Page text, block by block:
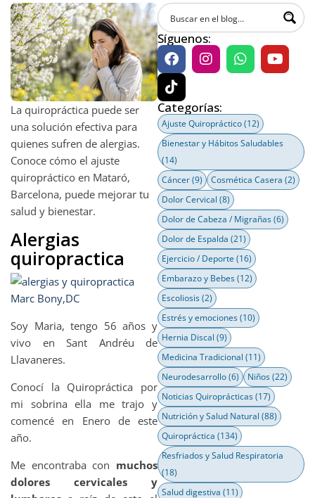
La quiropráctica puede ser
una solución efectiva para
quienes sufren de alergias.
Conoce cómo el ajuste
quiropráctico en Mataró,
Barcelona, puede mejorar tu
salud y bienestar.
Alergias
quiropractica
Soy Maria, tengo 56 años y
vivo en Sant Andréu de
Llavaneres.
Conocí la Quiropráctica por
mi sobrina ella me trajo y
comencé en Enero de este
año.
Me encontraba con muchos
dolores cervicales y
Síguenos:
Categorías:
Ajuste Quiropráctico(12)
Bienestar y Hábitos Saludables
(14)
Cáncer(9) Cosmética Casera (2)
Dolor Cervical (8)
Dolor de Cabeza / Migrañas(6)
Dolor de Espalda (21)
Ejercicio / Deporte (16)
Embarazo y Bebes(12)
Escoliosis(2)
Estrés y emociones(10)
Hernia Discal (9)
Medicina Tradicional (11)
Neurodesarrollo(6) Niños(22)
Noticias Quiroprácticas(17)
Nutrición y Salud Natural (88)
Quiropráctica (134)
Resfriados y Salud Respiratoria
(18)
Salud digestiva (11)